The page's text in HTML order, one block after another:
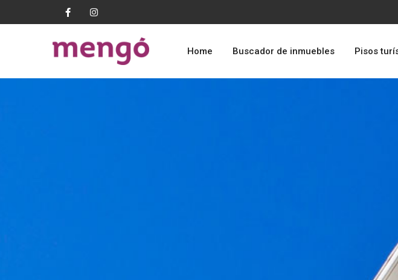
Home Buscador de inmuebles Pisos